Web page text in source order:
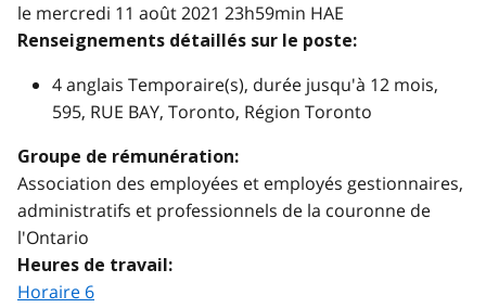
le mercredi 11 août 2021 23h59min HAE
Renseignements détaillés sur le poste:
4 anglais Temporaire(s), durée jusqu'à 12 mois,
595, RUE BAY, Toronto, Région Toronto
Groupe de rémunération:
Association des employées et employés gestionnaires,
administratifs et professionnels de la couronne de
l'Ontario
Heures de travail:
Horaire 6